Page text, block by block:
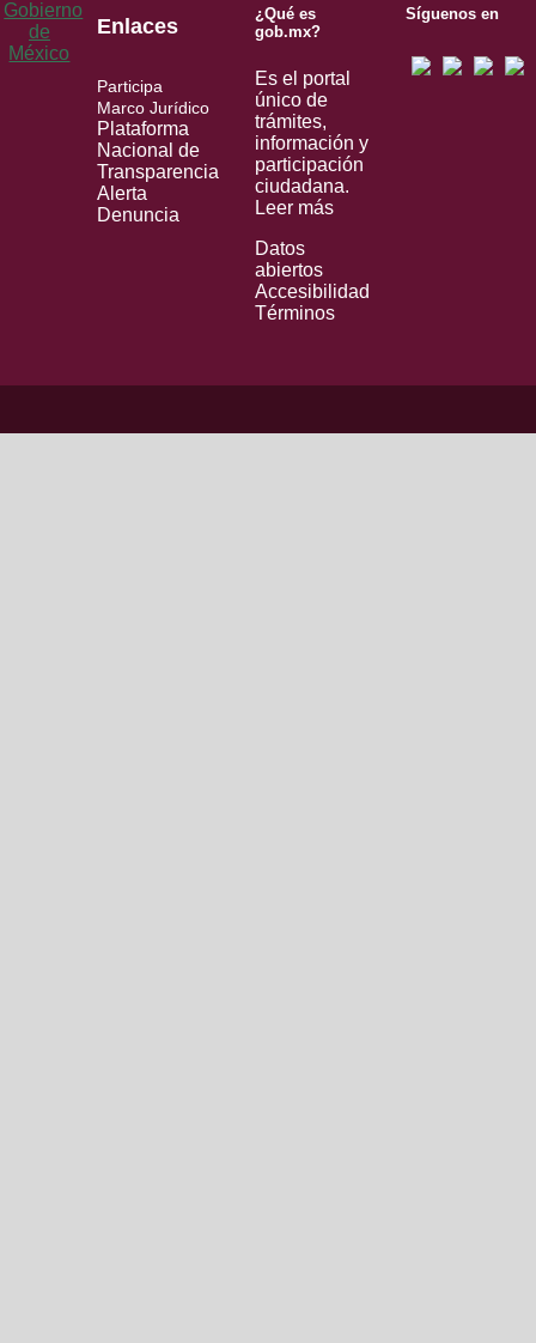
Enlaces
Participa
Marco Jurídico
Plataforma
Nacional de
Transparencia
Alerta
Denuncia
¿Qué es
gob.mx?
Es el portal
único de
trámites,
información y
participación
ciudadana.
Leer más
Datos
abiertos
Accesibilidad
Términos
Síguenos en